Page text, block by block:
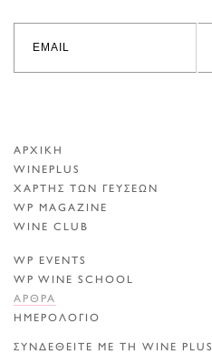
ΑΡΧΙΚΗ
WINEPLUS
ΧΑΡΤΗΣ ΤΩΝ ΓΕΥΣΕΩΝ
WP MAGAZINE
WINE CLUB
WP EVENTS
WP WINE SCHOOL
ΑΡΘΡΑ
ΗΜΕΡΟΛΟΓΙΟ
ΣΥΝΔΕΘΕΙΤΕ ΜΕ ΤΗ WINE PLUS